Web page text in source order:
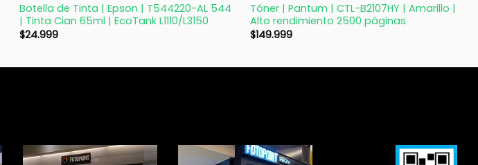
Botella de Tinta | Epson | T544220-AL 544
| Tinta Cian 65ml | EcoTank L1110/L3150
$24.999
Tóner | Pantum | CTL-B2107HY | Amarillo |
Alto rendimiento 2500 páginas
$149.999